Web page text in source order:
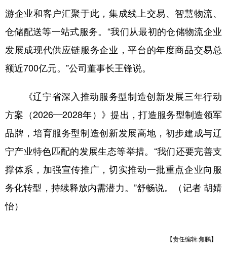
游企业和客户汇聚于此，集成线上交易、智慧物流、
仓储配送等一站式服务。“我们从最初的仓储物流企业
发展成现代供应链服务企业，平台的年度商品交易总
额近700亿元。”公司董事长王锋说。
《辽宁省深入推动服务型制造创新发展三年行动
方案（2026—2028年）》提出，打造服务型制造领军
品牌，培育服务型制造创新发展高地，初步建成与辽
宁产业特色匹配的发展生态等举措。“我们还要完善支
撑体系，加强宣传推广，切实推动一批重点企业向服
务化转型，持续释放内需潜力。”舒畅说。（记者 胡婧
怡）
【责任编辑:焦鹏】